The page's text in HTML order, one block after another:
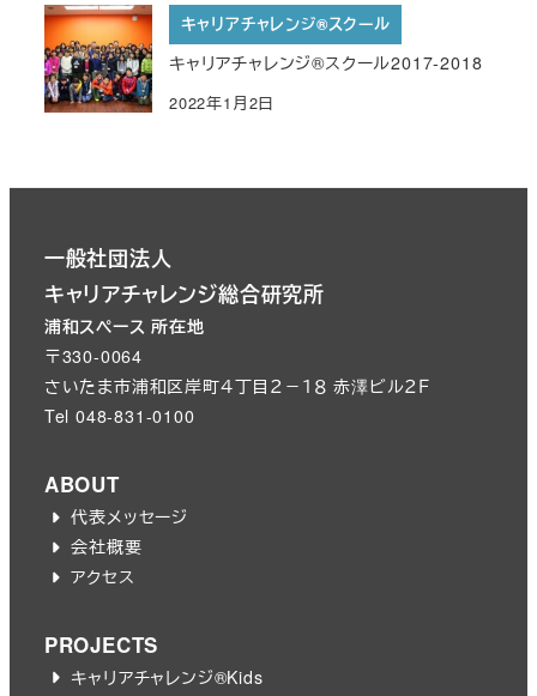
キャリアチャレンジ®︎スクール
キャリアチャレンジ®︎スクール2017-2018
2022年1月2日
一般社団法人
キャリアチャレンジ総合研究所
浦和スペース 所在地
〒330-0064
さいたま市浦和区岸町４丁目２－１８ 赤澤ビル２Ｆ
Tel 048-831-0100
ABOUT
代表メッセージ
会社概要
アクセス
PROJECTS
キャリアチャレンジ®︎Kids